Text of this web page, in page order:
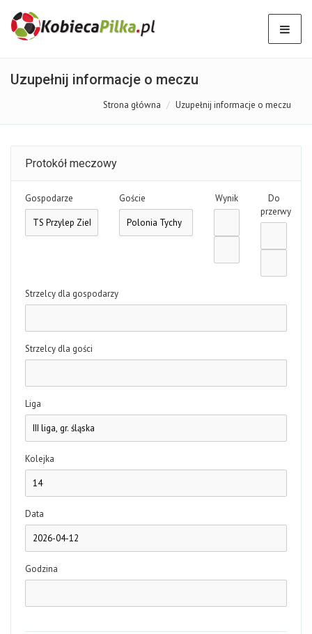
Uzupełnij informacje o meczu
Strona główna Uzupełnij informacje o meczu
Protokół meczowy
Gospodarze Goście Wynik
Do
przerwy
Strzelcy dla gospodarzy
Strzelcy dla gości
Liga
Kolejka
Data
Godzina